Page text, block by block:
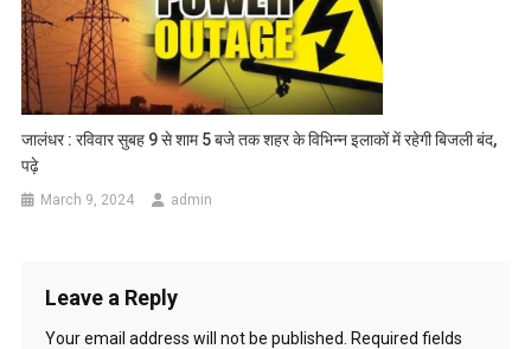
जालंधर : रविवार सुबह 9 से शाम 5 बजे तक शहर के विभिन्न इलाकों में रहेगी बिजली बंद,
पढ़े
March 9, 2024 admin
Leave a Reply
Your email address will not be published.
Required fields